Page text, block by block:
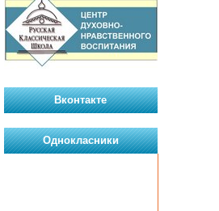
Вконтакте
Однокласники